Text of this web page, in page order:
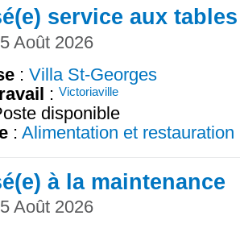
service aux tables
Août 2026
: Villa St-Georges
: Victoriaville
disponible
: Alimentation et restauration
à la maintenance
Août 2026